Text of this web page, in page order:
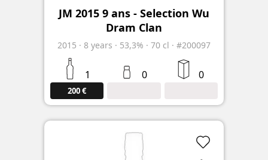
JM 2015 9 ans - Selection Wu
Dram Clan
2015 · 8 years · 53,3% · 70 cl · #200097
1
200 €
0 0